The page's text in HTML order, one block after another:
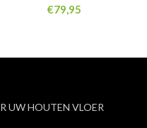
€79,95
UW HOUTEN VLOER